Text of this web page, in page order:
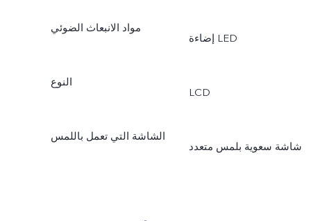
مواد الانبعاث الضوئي
إضاءة LED
النوع
LCD
الشاشة التي تعمل باللمس
شاشة سعوية بلمس متعدد